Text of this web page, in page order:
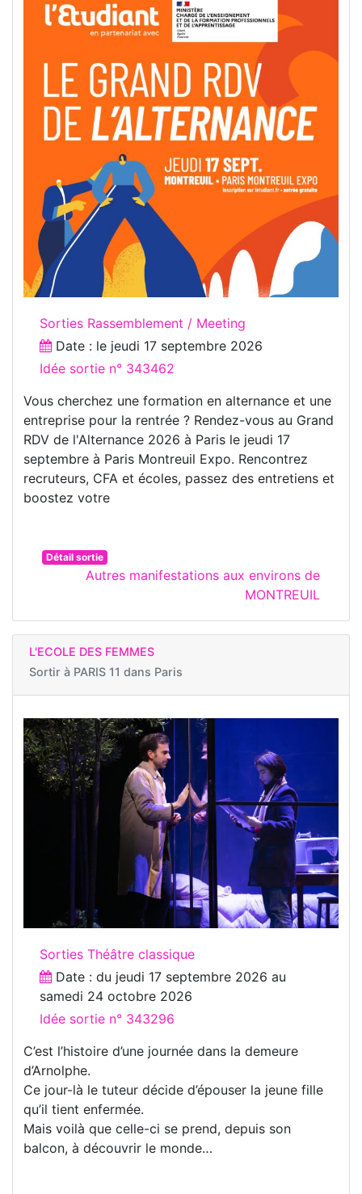
Sorties Rassemblement / Meeting
Date : le jeudi 17 septembre 2026
Idée sortie n° 343462
Vous cherchez une formation en alternance et une
entreprise pour la rentrée ? Rendez-vous au Grand
RDV de l'Alternance 2026 à Paris le jeudi 17
septembre à Paris Montreuil Expo. Rencontrez
recruteurs, CFA et écoles, passez des entretiens et
boostez votre
Détail sortie
Autres manifestations aux environs de
MONTREUIL
L'ECOLE DES FEMMES
Sortir à PARIS 11 dans Paris
Sorties Théâtre classique
Date : du jeudi 17 septembre 2026 au
samedi 24 octobre 2026
Idée sortie n° 343296
C’est l’histoire d’une journée dans la demeure
d’Arnolphe.
Ce jour-là le tuteur décide d’épouser la jeune fille
qu’il tient enfermée.
Mais voilà que celle-ci se prend, depuis son
balcon, à découvrir le monde…